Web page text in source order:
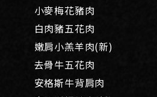
小麥梅花豬肉
白肉豬五花肉
嫩肩小羔羊肉(新)
去骨牛五花肉
安格斯牛背肩肉